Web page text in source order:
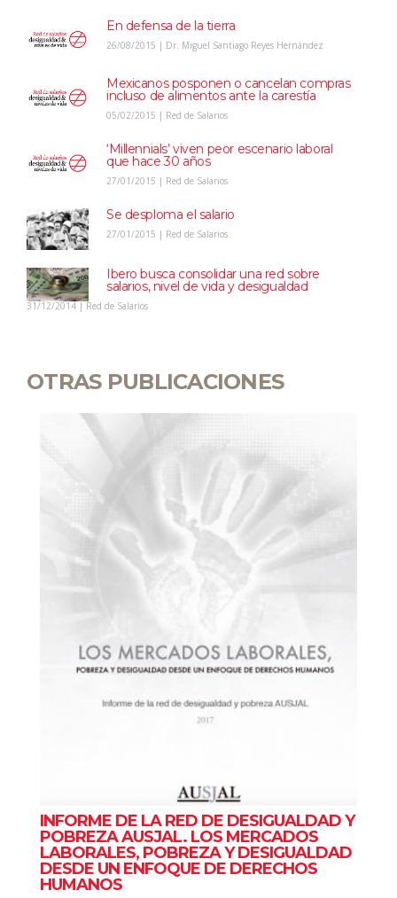
En defensa de la tierra
26/08/2015 | Dr. Miguel Santiago Reyes Hernández
Mexicanos posponen o cancelan compras
incluso de alimentos ante la carestía
05/02/2015 | Red de Salarios
‘Millennials’ viven peor escenario laboral
que hace 30 años
27/01/2015 | Red de Salarios
Se desploma el salario
27/01/2015 | Red de Salarios
Ibero busca consolidar una red sobre
salarios, nivel de vida y desigualdad
31/12/2014 | Red de Salarios
OTRAS PUBLICACIONES
INFORME DE LA RED DE DESIGUALDAD Y
POBREZA AUSJAL. LOS MERCADOS
LABORALES, POBREZA Y DESIGUALDAD
DESDE UN ENFOQUE DE DERECHOS
HUMANOS